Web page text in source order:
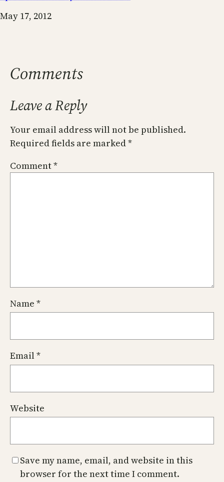
Date
May 17, 2012
Comments
Leave a Reply
Your email address will not be published.
Required fields are marked*
Comment*
Name *
Email*
Website
Save my name, email, and website in this
browser for the next time I comment.